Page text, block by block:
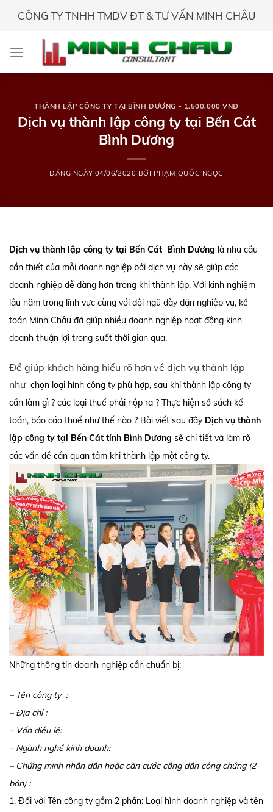
CÔNG TY TNHH TMDV ĐT & TƯ VẤN MINH CHÂU
THÀNH LẬP CÔNG TY TẠI BÌNH DƯƠNG - 1.500.000 VNĐ
Dịch vụ thành lập công ty tại Bến Cát
Bình Dương
ĐĂNG NGÀY 04/06/2020 BỞI PHẠM QUỐC NGỌC
Dịch vụ thành lập công ty tại Bến Cát Bình Dương là nhu cầu
cần thiết của mỗi doanh nghiệp bởi dịch vụ này sẽ giúp các
doanh nghiệp dễ dàng hơn trong khi thành lập. Với kinh nghiệm
lâu năm trong lĩnh vực cùng với đội ngũ dày dặn nghiệp vụ, kế
toán Minh Châu đã giúp nhiều doanh nghiệp hoạt động kinh
doanh thuận lợi trong suốt thời gian qua.
Để giúp khách hàng hiểu rõ hơn về dịch vụ thành lập
như chọn loại hình công ty phù hợp, sau khi thành lập công ty
cần làm gì ? các loại thuế phải nộp ra ? Thực hiện sổ sách kế
toán, báo cáo thuế như thế nào ? Bài viết sau đây Dịch vụ thành
lập công ty tại Bến Cát tỉnh Bình Dương sẽ chi tiết và làm rõ
các vấn đề cần quan tâm khi thành lập một công ty.
Những thông tin doanh nghiệp cần chuẩn bị:
– Tên công ty :
– Địa chỉ :
– Vốn điều lệ:
– Ngành nghề kinh doanh:
– Chứng minh nhân dân hoặc căn cước công dân công chứng (2
bản) :
1. Đối với Tên công ty gồm 2 phần: Loại hình doanh nghiệp và tên